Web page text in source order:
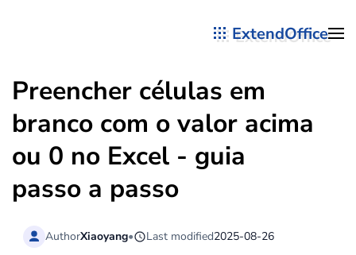
ExtendOffice
Preencher células em
branco com o valor acima
ou 0 no Excel - guia
passo a passo
AuthorXiaoyang• Last modified2025-08-26